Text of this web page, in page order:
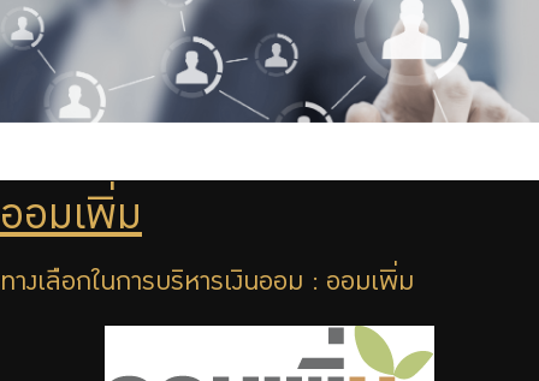
เกี่ยวกับ กบข.
บริการสมาชิก
ลงทุน
รายงานผลการดำเนินงาน
จัดซื้อจัดจ้าง
ออมเพิ่ม
ทางเลือกในการบริหารเงินออม : ออมเพิ่ม